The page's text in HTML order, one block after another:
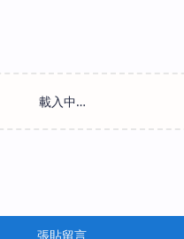
張貼留言